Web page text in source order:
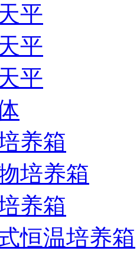
平
平
平
养箱
培养箱
养箱
恒温培养箱